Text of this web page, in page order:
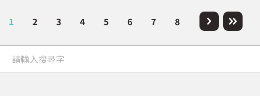
1 2 3 4 5 6 7 8